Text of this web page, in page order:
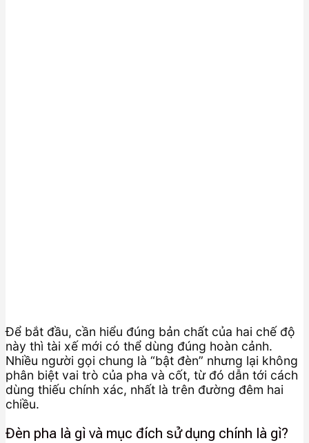
Để bắt đầu, cần hiểu đúng bản chất của hai chế độ
này thì tài xế mới có thể dùng đúng hoàn cảnh.
Nhiều người gọi chung là “bật đèn” nhưng lại không
phân biệt vai trò của pha và cốt, từ đó dẫn tới cách
dùng thiếu chính xác, nhất là trên đường đêm hai
chiều.
Đèn pha là gì và mục đích sử dụng chính là gì?